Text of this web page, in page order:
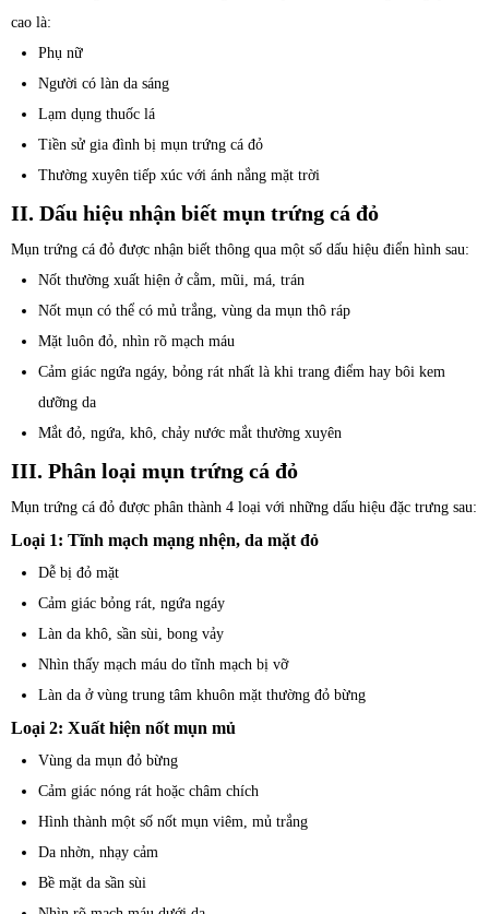
cao là:
Phụ nữ
Người có làn da sáng
Lạm dụng thuốc lá
Tiền sử gia đình bị mụn trứng cá đỏ
Thường xuyên tiếp xúc với ánh nắng mặt trời
II. Dấu hiệu nhận biết mụn trứng cá đỏ
Mụn trứng cá đỏ được nhận biết thông qua một số dấu hiệu điển hình sau:
Nốt thường xuất hiện ở cằm, mũi, má, trán
Nốt mụn có thể có mủ trắng, vùng da mụn thô ráp
Mặt luôn đỏ, nhìn rõ mạch máu
Cảm giác ngứa ngáy, bỏng rát nhất là khi trang điểm hay bôi kem
dưỡng da
Mắt đỏ, ngứa, khô, chảy nước mắt thường xuyên
III. Phân loại mụn trứng cá đỏ
Mụn trứng cá đỏ được phân thành 4 loại với những dấu hiệu đặc trưng sau:
Loại 1: Tĩnh mạch mạng nhện, da mặt đỏ
Dễ bị đỏ mặt
Cảm giác bỏng rát, ngứa ngáy
Làn da khô, sần sùi, bong vảy
Nhìn thấy mạch máu do tĩnh mạch bị vỡ
Làn da ở vùng trung tâm khuôn mặt thường đỏ bừng
Loại 2: Xuất hiện nốt mụn mủ
Vùng da mụn đỏ bừng
Cảm giác nóng rát hoặc châm chích
Hình thành một số nốt mụn viêm, mủ trắng
Da nhờn, nhạy cảm
Bề mặt da sần sùi